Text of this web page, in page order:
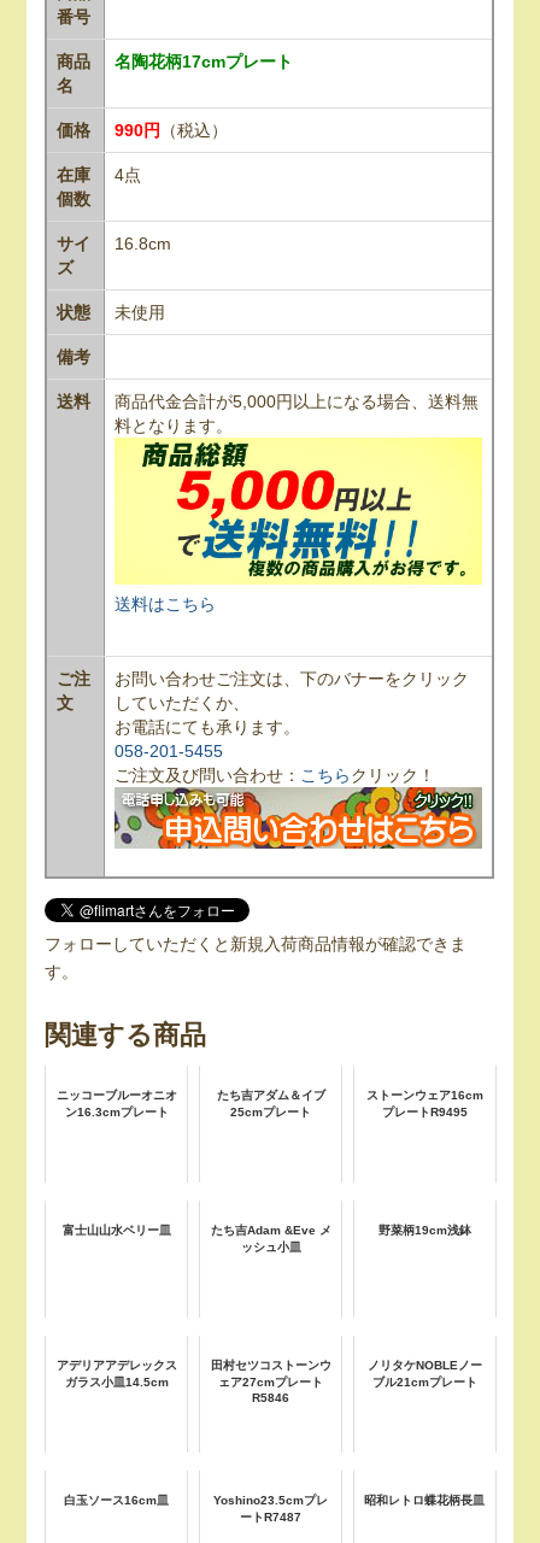
番号
商品
名
名陶花柄17cmプレート
価格 990円 （税込）
在庫
個数
4点
サイ
ズ
16.8cm
状態 未使用
備考
送料
商品代金合計が5,000円以上になる場合、送料無
料となります。
送料はこちら
ご注
文
お問い合わせご注文は、下のバナーをクリック
していただくか、
お電話にても承ります。
058-201-5455
ご注文及び問い合わせ： こちらクリック！
フォローしていただくと新規入荷商品情報が確認できま
す。
関連する商品
ニッコーブルーオニオ
ン16.3cmプレート
たち吉アダム＆イブ
25cmプレート
ストーンウェア16cm
プレートR9495
富士山山水ベリー皿
たち吉Adam &Eve メ
ッシュ小皿
野菜柄19cm浅鉢
アデリアアデレックス
ガラス小皿14.5cm
田村セツコストーンウ
ェア27cmプレート
R5846
ノリタケNOBLEノー
ブル21cmプレート
白玉ソース16cm皿
Yoshino23.5cmプレ
ートR7487
昭和レトロ蝶花柄長皿